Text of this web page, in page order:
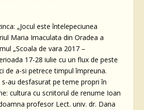
„Jocul este întelepeciunea
Maria Imaculata din Oradea a
„Scoala de vara 2017 –
17-28 iulie cu un flux de peste
de a-si petrece timpul împreuna.
au desfasurat pe teme propri în
cultura cu scriitorul de renume Ioan
profesor Lect. univ. dr. Dana